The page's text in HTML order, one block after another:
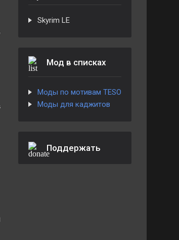
Skyrim LE
Мод в списках
Моды по мотивам TESO
Моды для каджитов
Поддержать